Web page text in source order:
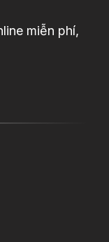
miễn phí,